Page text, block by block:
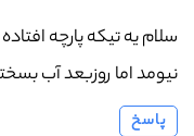
سلام یه تیکه پارچه
نیومد اما روزبعد آب
پاسخ